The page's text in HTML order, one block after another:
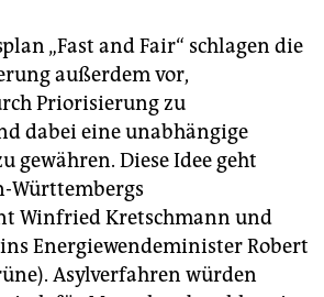
„Fast and Fair“ schlagen die
außerdem vor,
Priorisierung zu
dabei eine unabhängige
gewähren. Diese Idee geht
Württembergs
Winfried Kretschmann und
Energiewendeminister Robert
Asylverfahren würden